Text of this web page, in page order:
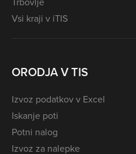
Vsi kraji v iTIS
ORODJA V TIS
Izvoz podatkov v Excel
Iskanje poti
Potni nalog
Izvoz za nalepke